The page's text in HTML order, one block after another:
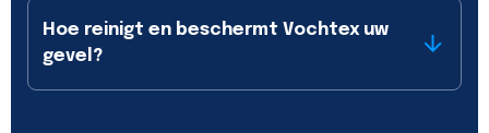
Hoe reinigt en beschermt Vochtex uw
gevel?